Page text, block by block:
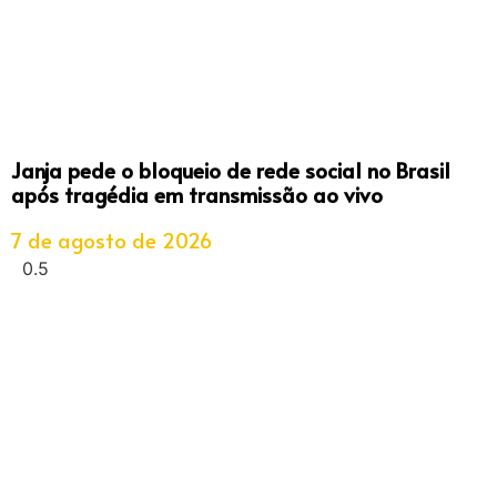
Janja pede o bloqueio de rede social no Brasil
após tragédia em transmissão ao vivo
7 de agosto de 2026